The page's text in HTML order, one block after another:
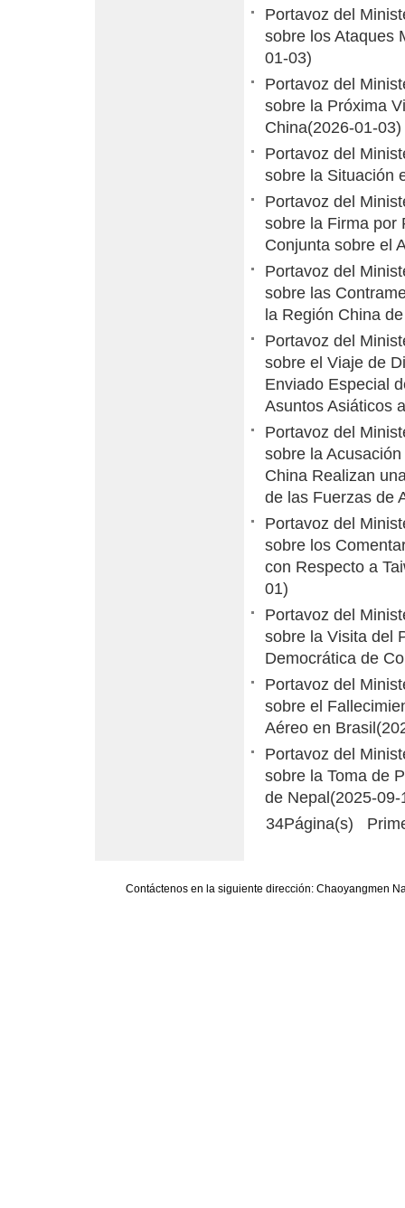
Portavoz del
sobre los Ataques
01-03)
Portavoz del
sobre la Próxima
China(2026-01-03)
Portavoz del
sobre la Situación
Portavoz del
sobre la Firma por
Conjunta sobre el
Portavoz del
sobre las
la Región China
Portavoz del
sobre el Viaje de
Enviado Especial
Asuntos Asiáticos
​Portavoz del
sobre la
China Realizan
de las Fuerzas de
Portavoz del
sobre los
con Respecto a
01)
Portavoz del
sobre la Visita del
Democrática de
Portavoz del
sobre el
Aéreo en Brasil
Portavoz del
sobre la Toma de
de Nepal (2025-09-
34Página(s)
Contáctenos en la siguiente dirección: Chaoyangmen